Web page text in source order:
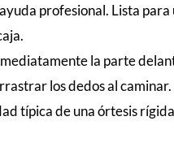
profesional. Lista para
la parte
los dedos al caminar.
típica de una órtesis